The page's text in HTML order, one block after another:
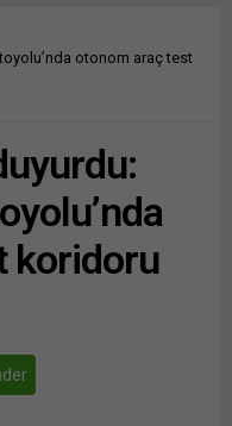
otonom araç test
koridoru